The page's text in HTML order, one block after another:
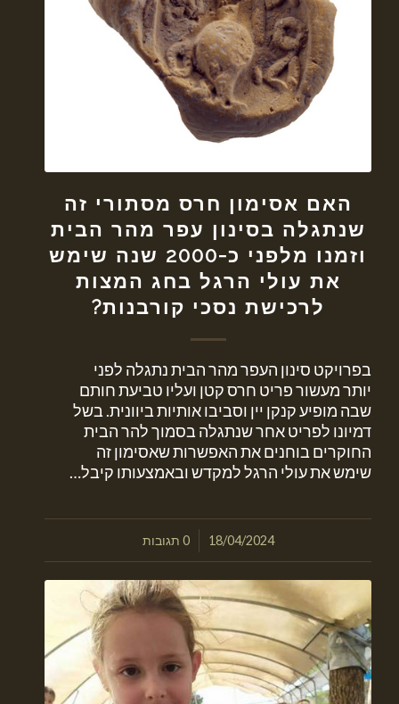
האם אסימון חרס מסתורי זה
שנתגלה בסינון עפר מהר הבית
וזמנו מלפני כ-2000 שנה שימש
את עולי הרגל בחג המצות
לרכישת נסכי קורבנות?
בפרויקט סינון העפר מהר הבית נתגלה לפני
יותר מעשור פריט חרס קטן ועליו טביעת חותם
שבה מופיע קנקן יין וסביבו אותיות ביוונית. בשל
דמיונו לפריט אחר שנתגלה בסמוך להר הבית
החוקרים בוחנים את האפשרות שאסימון זה
שימש את עולי הרגל למקדש ובאמצעותו קיבל…
18/04/2024
/ 0 תגובות